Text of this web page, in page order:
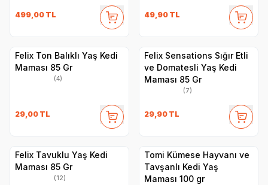
499,00 TL 49,90 TL
Felix Ton Balıklı Yaş Kedi
Maması 85 Gr
(4)
29,00 TL
Felix Sensations Sığır Etli
ve Domatesli Yaş Kedi
Maması 85 Gr
(7)
29,90 TL
Felix Tavuklu Yaş Kedi
Maması 85 Gr
(12)
Tomi Kümese Hayvanı ve
Tavşanlı Kedi Yaş
Maması 100 gr